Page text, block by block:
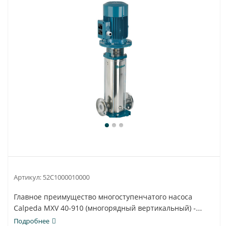
Артикул: 52C1000010000
Главное преимущество многоступенчатого насоса
Calpeda MXV 40-910 (многорядный вертикальный) -...
Подробнее